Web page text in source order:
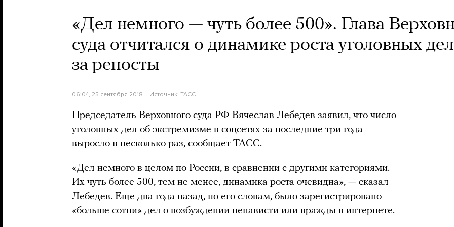
«Дел немного — чуть более 500». Глава
суда отчитался о динамике роста уголовных дел
за репосты
06:04, 25 сентября 2018 Источник: ТАСС
Председатель Верховного суда РФ Вячеслав Лебедев заявил, что число
уголовных дел об экстремизме в соцсетях за последние три года
выросло в несколько раз, сообщает ТАСС.
«Дел немного в целом по России, в сравнении с другими категориями.
Их чуть более 500, тем не менее, динамика роста очевидна», — сказал
Лебедев. Еще два года назад, по его словам, было зарегистрировано
«больше сотни» дел о возбуждении ненависти или вражды в интернете.